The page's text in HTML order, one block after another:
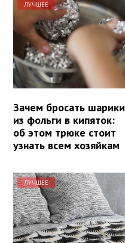
ЛУЧШЕЕ
Зачем бросать шарики
из фольги в кипяток:
об этом трюке стоит
узнать всем хозяйкам
ЛУЧШЕЕ